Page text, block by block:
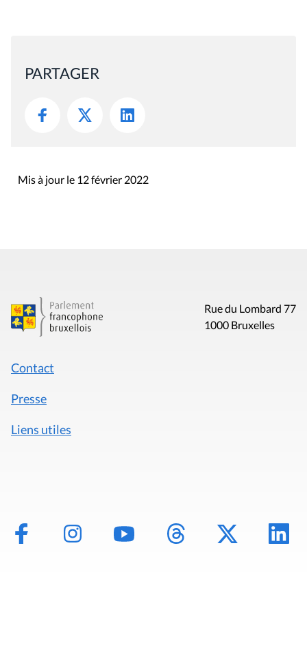
PARTAGER
Mis à jour le 12 février 2022
Rue du Lombard 77
1000 Bruxelles
Contact
Presse
Liens utiles